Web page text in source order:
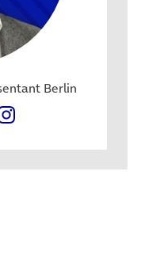
Berlin